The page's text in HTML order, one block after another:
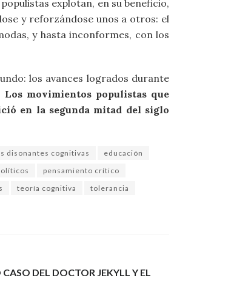
explotan, en su beneficio,
y reforzándose unos a otros: el
y hasta inconformes, con los
los avances logrados durante
Los movimientos populistas que
en la segunda mitad del siglo
disonantes cognitivas
educación
pensamiento crítico
teoría cognitiva
tolerancia
DEL DOCTOR JEKYLL Y EL